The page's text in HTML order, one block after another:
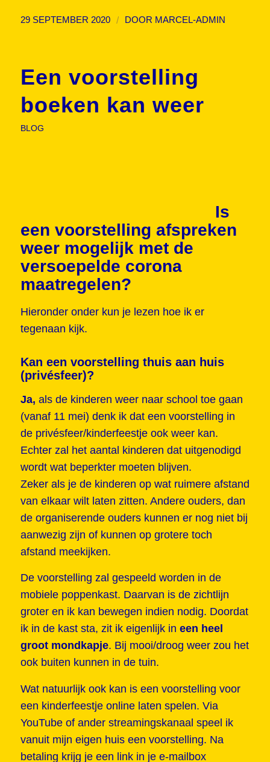
29 SEPTEMBER 2020 / DOOR MARCEL-ADMIN
Een voorstelling
boeken kan weer
BLOG
Is
een voorstelling afspreken
weer mogelijk met de
versoepelde corona
maatregelen?
Hieronder onder kun je lezen hoe ik er
tegenaan kijk.
Kan een voorstelling thuis aan huis
(privésfeer)?
Ja, als de kinderen weer naar school toe gaan
(vanaf 11 mei) denk ik dat een voorstelling in
de privésfeer/kinderfeestje ook weer kan.
Echter zal het aantal kinderen dat uitgenodigd
wordt wat beperkter moeten blijven.
Zeker als je de kinderen op wat ruimere afstand
van elkaar wilt laten zitten. Andere ouders, dan
de organiserende ouders kunnen er nog niet bij
aanwezig zijn of kunnen op grotere toch
afstand meekijken.
De voorstelling zal gespeeld worden in de
mobiele poppenkast. Daarvan is de zichtlijn
groter en ik kan bewegen indien nodig. Doordat
ik in de kast sta, zit ik eigenlijk in een heel
groot mondkapje. Bij mooi/droog weer zou het
ook buiten kunnen in de tuin.
Wat natuurlijk ook kan is een voorstelling voor
een kinderfeestje online laten spelen. Via
YouTube of ander streamingskanaal speel ik
vanuit mijn eigen huis een voorstelling. Na
betaling krijg je een link in je e-mailbox